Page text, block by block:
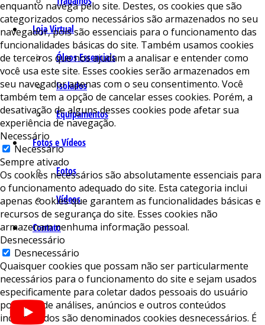
Loja Virtual
Óleos Essenciais
Isolados
Equipamentos
Fotos e Vídeos
Fotos
Vídeos
Contato
enquanto navega pelo site. Destes, os cookies que são
categorizados como necessários são armazenados no seu
navegador, pois são essenciais para o funcionamento das
funcionalidades básicas do site. Também usamos cookies
de terceiros que nos ajudam a analisar e entender como
você usa este site. Esses cookies serão armazenados em
seu navegador apenas com o seu consentimento. Você
também tem a opção de cancelar esses cookies. Porém, a
desativação de alguns desses cookies pode afetar sua
experiência de navegação.
Necessário
Necessário
Sempre ativado
Os cookies necessários são absolutamente essenciais para
o funcionamento adequado do site. Esta categoria inclui
apenas cookies que garantem as funcionalidades básicas e
recursos de segurança do site. Esses cookies não
armazenam nenhuma informação pessoal.
Desnecessário
Desnecessário
Quaisquer cookies que possam não ser particularmente
necessários para o funcionamento do site e sejam usados ​​
especificamente para coletar dados pessoais do usuário
por meio de análises, anúncios e outros conteúdos
incorporados são denominados cookies desnecessários. É